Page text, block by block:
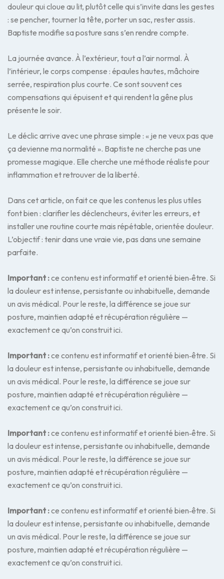
douleur qui cloue au lit, plutôt celle qui s’invite dans les gestes
: se pencher, tourner la tête, porter un sac, rester assis.
Baptiste modifie sa posture sans s’en rendre compte.
La journée avance. À l’extérieur, tout a l’air normal. À
l’intérieur, le corps compense : épaules hautes, mâchoire
serrée, respiration plus courte. Ce sont souvent ces
compensations qui épuisent et qui rendent la gêne plus
présente le soir.
Le déclic arrive avec une phrase simple : « je ne veux pas que
ça devienne ma normalité ». Baptiste ne cherche pas une
promesse magique. Elle cherche une méthode réaliste pour
inflammation et retrouver de la liberté.
Dans cet article, on fait ce que les contenus les plus utiles
font bien : clarifier les déclencheurs, éviter les erreurs, et
installer une routine courte mais répétable, orientée douleur.
L’objectif : tenir dans une vraie vie, pas dans une semaine
parfaite.
Important :ce contenu est informatif et orienté bien‑être. Si
la douleur est intense, persistante ou inhabituelle, demande
un avis médical. Pour le reste, la différence se joue sur
posture, maintien adapté et récupération régulière —
exactement ce qu’on construit ici.
Important :ce contenu est informatif et orienté bien‑être. Si
la douleur est intense, persistante ou inhabituelle, demande
un avis médical. Pour le reste, la différence se joue sur
posture, maintien adapté et récupération régulière —
exactement ce qu’on construit ici.
Important :ce contenu est informatif et orienté bien‑être. Si
la douleur est intense, persistante ou inhabituelle, demande
un avis médical. Pour le reste, la différence se joue sur
posture, maintien adapté et récupération régulière —
exactement ce qu’on construit ici.
Important :ce contenu est informatif et orienté bien‑être. Si
la douleur est intense, persistante ou inhabituelle, demande
un avis médical. Pour le reste, la différence se joue sur
posture, maintien adapté et récupération régulière —
exactement ce qu’on construit ici.